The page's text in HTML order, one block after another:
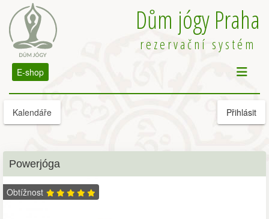
Dům jógy Praha
rezervační systém
E-shop
Kalendáře Přihlásit
Powerjóga
Obtížnost